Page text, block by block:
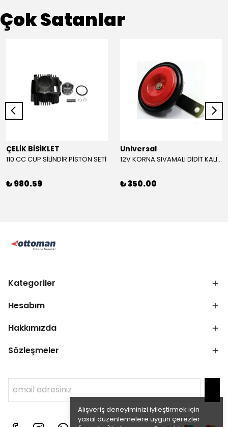
Alışveriş deneyiminizi iyileştirmek için
yasal düzenlemelere uygun çerezler
Çok Satanlar
ÇELİK BİSİKLET
110 CC CUP SİLİNDİR PİSTON SETİ
₺ 980.59
Universal
12V KORNA SIVAMALI DİDİT KALIN SESLİ (KIRMIZI)
₺ 350.00
Kategoriler
Hesabım
Hakkımızda
Sözleşmeler